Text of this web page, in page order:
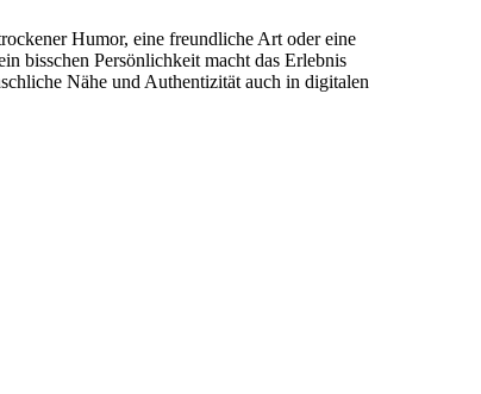
Humor, eine freundliche Art oder eine
bisschen Persönlichkeit macht das Erlebnis
Nähe und Authentizität auch in digitalen